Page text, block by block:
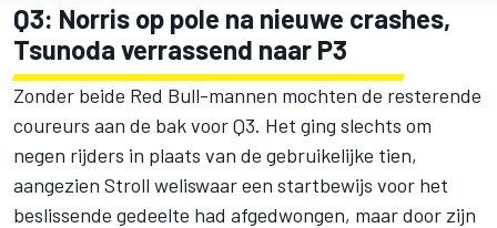
Q3: Norris op pole na nieuwe crashes,
Tsunoda verrassend naar P3
Zonder beide Red Bull-mannen mochten de resterende
coureurs aan de bak voor Q3. Het ging slechts om
negen rijders in plaats van de gebruikelijke tien,
aangezien Stroll weliswaar een startbewijs voor het
beslissende gedeelte had afgedwongen, maar door zijn